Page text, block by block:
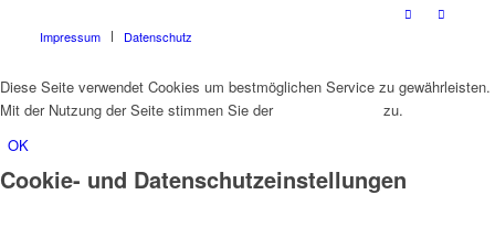
Impressum Datenschutz
Diese Seite verwendet Cookies um bestmöglichen Service zu gewährleisten.
Mit der Nutzung der Seite stimmen Sie der
zu.
OK
Cookie- und Datenschutzeinstellungen